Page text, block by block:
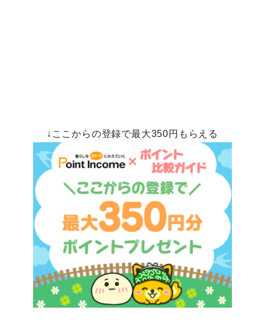
↓ここからの登録で最大350円もらえる